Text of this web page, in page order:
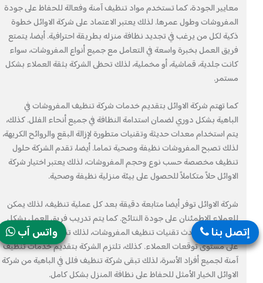
معايير الجودة، كما تستخدم مواد تنظيف آمنة وفعالة للحفاظ على جودة
المفروشات وطول عمرها. لذلك يعتبر الاعتماد على شركة الاوائل خطوة
ذكية لكل من يرغب في تجديد نظافة منزله بطريقة احترافية. أيضا، يتمتع
فريق العمل بخبرة واسعة في التعامل مع جميع أنواع المفروشات، سواء
كانت جلدية، قماشية، أو مخملية، لذلك تحظى الشركة بثقة العملاء بشكل
مستمر.
كما تهتم شركة الاوائل بتقديم خدمات شركة تنظيف المفروشات في
الباهية بشكل دوري لضمان استدامة النظافة في جميع أنحاء الفلل. كذلك،
يتم استخدام معدات حديثة وتقنيات متطورة لإزالة البقع والروائح الكريهة،
لذلك تصبح المفروشات نظيفة وصحية تماما. أيضا، تقدم الشركة حلول
تنظيف مخصصة حسب نوع وحجم المفروشات، لذلك يعتبر اختيار شركة
الاوائل حلاً متكاملاً للحصول على بيئة منزلية نظيفة وصحية.
شركة الاوائل توفر أيضا متابعة دقيقة بعد كل عملية تنظيف، لذلك يمكن
للعملاء الاطمئنان على جودة النتائج. كما يتم تدريب فريق العمل بشكل
مستمر على أحدث تقنيات تنظيف المفروشات، لذلك تظل الشركة دائمًا
على مستوى توقعات العملاء. كذلك، تلتزم الشركة بتقديم خدمات تنظيف
آمنة لجميع أفراد الأسرة، لذلك تبقى شركة تنظيف فلل في الباهية من شركة
الاوائل الخيار الأمثل للحفاظ على نظافة المنزل بشكل كامل.
واتس آب إتصل بنا